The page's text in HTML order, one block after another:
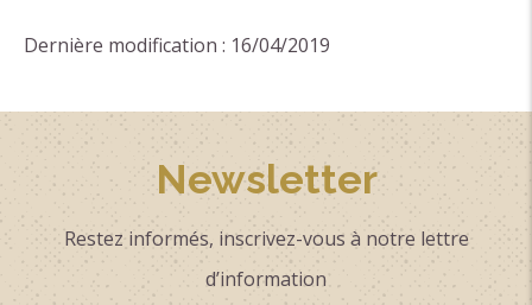
Dernière modification : 16/04/2019
Newsletter
Restez informés, inscrivez-vous à notre lettre
d’information